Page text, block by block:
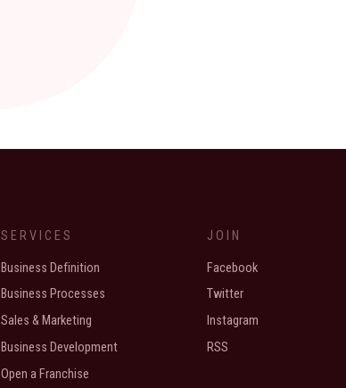
SERVICES
Business Definition
Business Processes
Sales & Marketing
Business Development
Open a Franchise
JOIN
Facebook
Twitter
Instagram
RSS